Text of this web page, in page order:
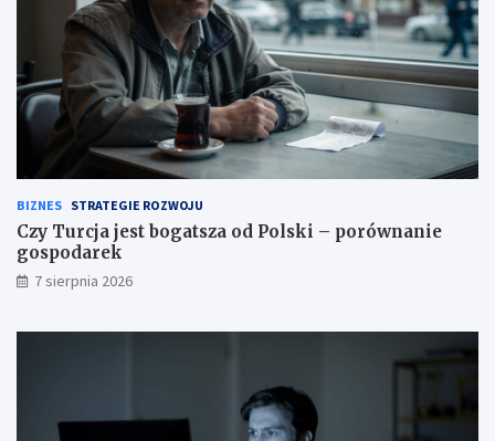
BIZNES STRATEGIE ROZWOJU
Czy Turcja jest bogatsza od Polski – porównanie
gospodarek
7 sierpnia 2026